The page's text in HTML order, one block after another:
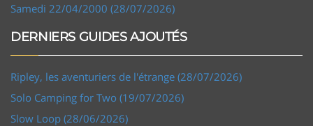
Samedi 22/04/2000 (28/07/2026)
DERNIERS GUIDES AJOUTÉS
Ripley, les aventuriers de l'étrange (28/07/2026)
Solo Camping for Two (19/07/2026)
Slow Loop (28/06/2026)